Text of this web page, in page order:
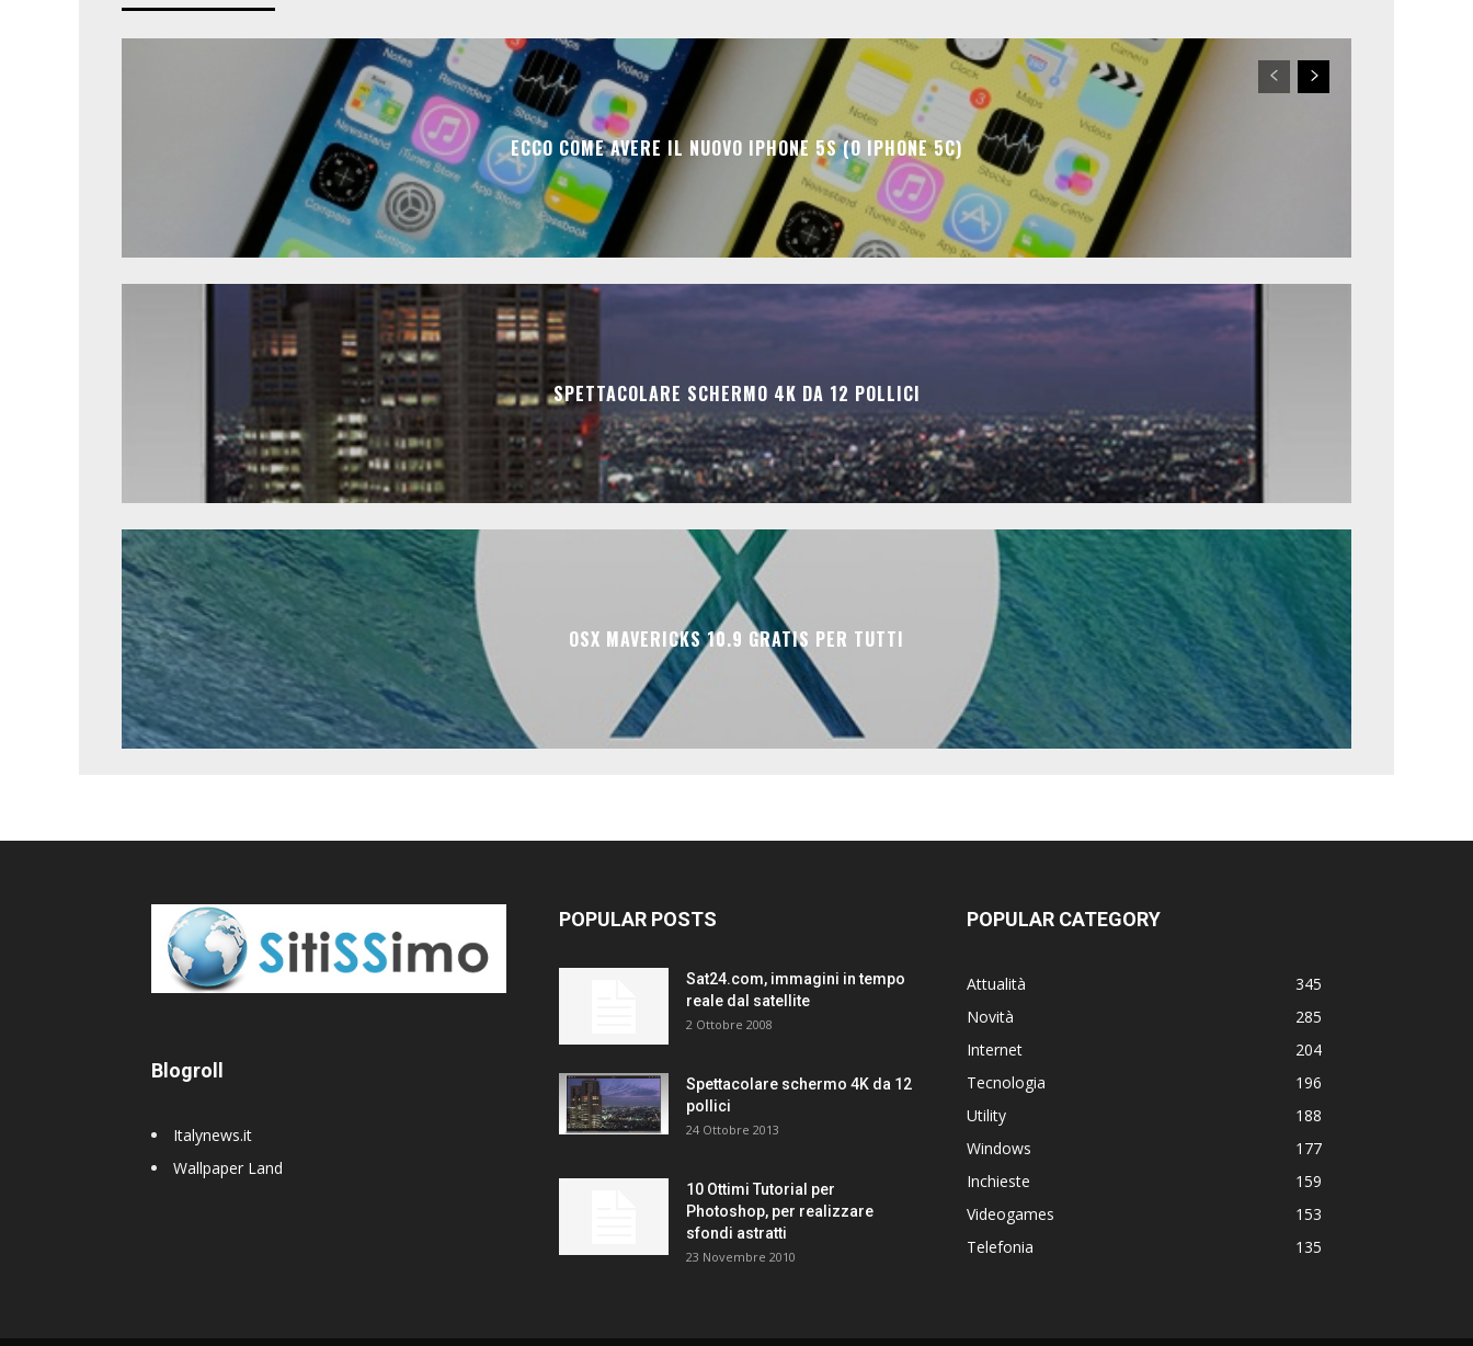
ECCO COME AVERE IL NUOVO IPHONE 5S (O IPHONE 5C)
SPETTACOLARE SCHERMO 4K DA 12 POLLICI
OSX MAVERICKS 10.9 GRATIS PER TUTTI
Blogroll
Italynews.it
Wallpaper Land
POPULAR POSTS
Sat24.com, immagini in tempo
reale dal satellite
2 Ottobre 2008
Spettacolare schermo 4K da 12
pollici
24 Ottobre 2013
10 Ottimi Tutorial per
Photoshop, per realizzare
sfondi astratti
23 Novembre 2010
POPULAR CATEGORY
Attualità
345
Novità
285
Internet
204
Tecnologia
196
Utility
188
Windows
177
Inchieste
159
Videogames
153
Telefonia
135